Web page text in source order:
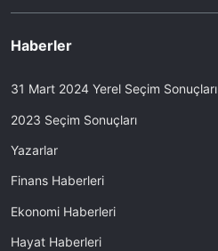
Haberler
31 Mart 2024 Yerel Seçim Sonuçları
2023 Seçim Sonuçları
Yazarlar
Finans Haberleri
Ekonomi Haberleri
Hayat Haberleri